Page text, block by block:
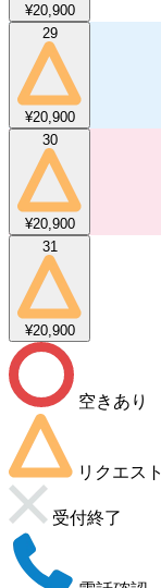
¥20,900
29
¥20,900
30
¥20,900
31
¥20,900
空きあり
リクエスト
受付終了